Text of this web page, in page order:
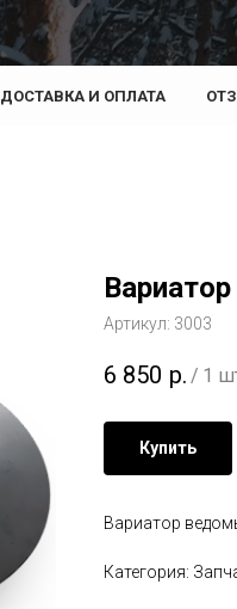
ДОСТАВКА И ОПЛАТА
Артикул: 3003
6 850 р. / 1
Купить
Вариатор
Категория: